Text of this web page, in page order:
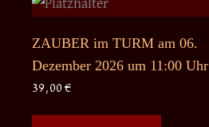
ZAUBER im TURM am 06.
Dezember 2026 um 11:00 Uhr
39,00€